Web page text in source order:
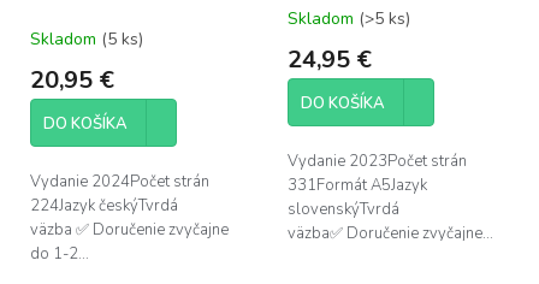
Skladom (5 ks)
20,95 €
DO KOŠÍKA
Vydanie 2024Počet strán
224Jazyk českýTvrdá
väzba ✅ Doručenie zvyčajne
do 1-2...
Priemerné
produktu
5,0
5
hviezdičiek.
Skladom (>5 ks)
24,95 €
DO KOŠÍKA
Vydanie 2023Počet strán
331Formát A5Jazyk
slovenskýTvrdá
väzba✅ Doručenie zvyčajne...